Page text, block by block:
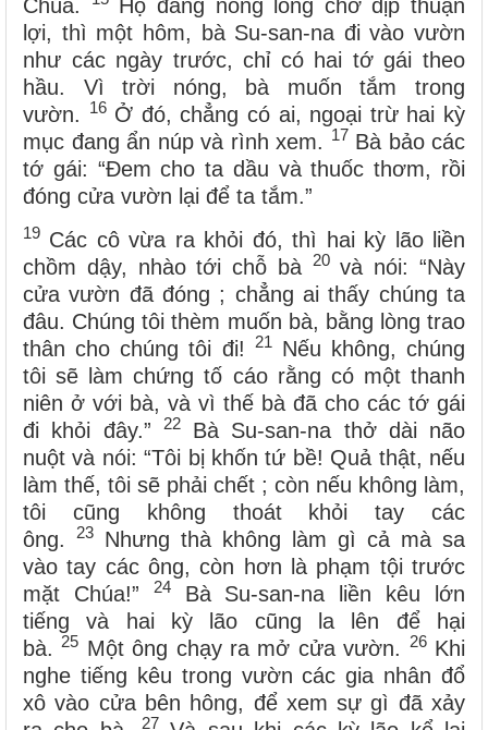
Chúa.
Họ đang nóng lòng chờ dịp thuận
lợi, thì một hôm, bà Su-san-na đi vào vườn
như các ngày trước, chỉ có hai tớ gái theo
hầu. Vì trời nóng, bà muốn tắm trong
vườn.
16Ở đó, chẳng có ai, ngoại trừ hai kỳ
mục đang ẩn núp và rình xem. 17 Bà bảo các
tớ gái: “Đem cho ta dầu và thuốc thơm, rồi
đóng cửa vườn lại để ta tắm.”
19 Các cô vừa ra khỏi đó, thì hai kỳ lão liền
chồm dậy, nhào tới chỗ bà
20và nói: “Này
cửa vườn đã đóng ; chẳng ai thấy chúng ta
đâu. Chúng tôi thèm muốn bà, bằng lòng trao
thân cho chúng tôi đi!
21Nếu không, chúng
tôi sẽ làm chứng tố cáo rằng có một thanh
niên ở với bà, và vì thế bà đã cho các tớ gái
đi khỏi đây.”
22Bà Su-san-na thở dài não
nuột và nói: “Tôi bị khốn tứ bề! Quả thật, nếu
làm thế, tôi sẽ phải chết ; còn nếu không làm,
tôi cũng không thoát khỏi tay các
ông.
23
Nhưng thà không làm gì cả mà sa
vào tay các ông, còn hơn là phạm tội trước
mặt Chúa!”
24Bà Su-san-na liền kêu lớn
tiếng và hai kỳ lão cũng la lên để hại
bà.25 Một ông chạy ra mở cửa vườn. 26Khi
nghe tiếng kêu trong vườn các gia nhân đổ
xô vào cửa bên hông, để xem sự gì đã xảy
27